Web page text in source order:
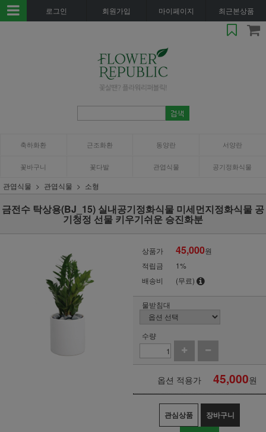
로그인 회원가입 마이페이지 최근본상품
축하화환 근조화환 동양란 서양란
꽃바구니 꽃다발 관엽식물 공기정화식물
관엽식물 관엽식물 소형
금전수 탁상용(BJ_15) 실내공기정화식물 미세먼지정화식물 공
기청정 선물 키우기쉬운 승진화분
상품가 45,000원
적립금
1%
배송비
(무료)
물받침대
수량
옵션 적용가 45,000원
관심상품 장바구니